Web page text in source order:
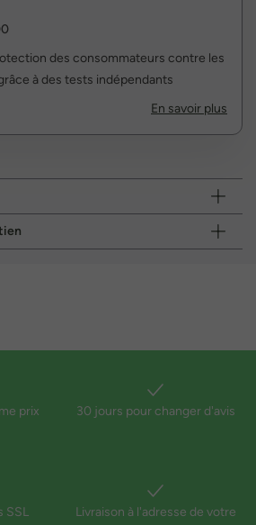
des consommateurs contre les
à des tests indépendants
En savoir plus
prix 30 jours pour changer d'avis
SSL
Livraison à l'adresse de votre